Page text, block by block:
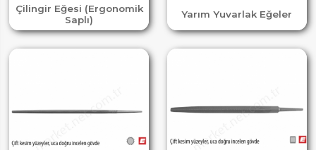
Çilingir Eğesi (Ergonomik
Saplı)
Yarım Yuvarlak Eğeler